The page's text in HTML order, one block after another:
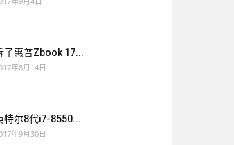
了惠普Zbook 17...
年8月14日
特尔8代i7-8550...
年9月30日